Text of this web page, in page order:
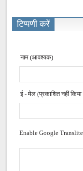
टिप्पणी करें
नाम (आवश्यक)
ई - मेल (प्रकाशित नहीं
Enable Google